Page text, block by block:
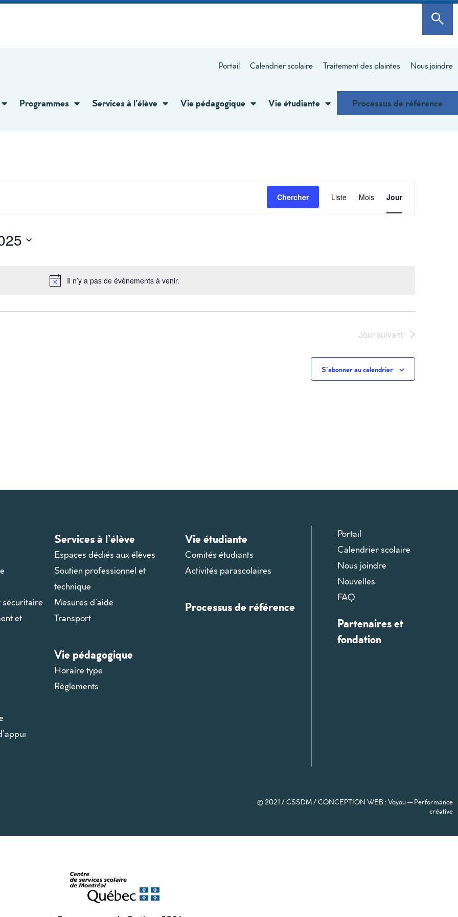
Portail Calendrier scolaire Traitement des plaintes Nous joindre
Programmes Services à l’élève Vie pédagogique Vie étudiante Processus de référence
Il n’y a pas de évènements à venir.
Chercher Navigation
de
Liste Mois Jour
Jour suivant
S’abonner au calendrier
sécuritaire
et
Services à l’élève
Espaces dédiés aux élèves
Soutien professionnel et
technique
Mesures d’aide
Transport
Vie pédagogique
Horaire type
Règlements
Vie étudiante
Comités étudiants
Activités parascolaires
Processus de référence
Portail
Calendrier scolaire
Nous joindre
Nouvelles
FAQ
Partenaires et
fondation
© 2021 / CSSDM /CONCEPTION WEB : Voyou — Performance
créative